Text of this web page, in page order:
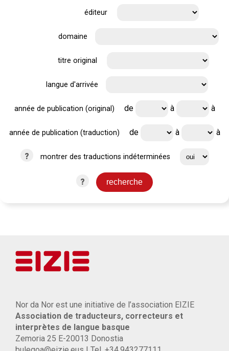
éditeur
domaine
titre original
langue d'arrivée
année de publication (original) de à à
année de publication (traduction) de à à
? montrer des traductions indéterminées
?
Nor da Nor est une initiative de l’association EIZIE
Association de traducteurs, correcteurs et
interprètes de langue basque
Zemoria 25 E-20013 Donostia